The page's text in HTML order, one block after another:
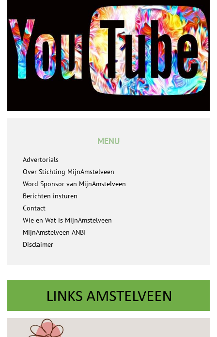
MENU
Advertorials
Over Stichting MijnAmstelveen
Word Sponsor van MijnAmstelveen
Berichten insturen
Contact
Wie en Wat is MijnAmstelveen
MijnAmstelveen ANBI
Disclaimer